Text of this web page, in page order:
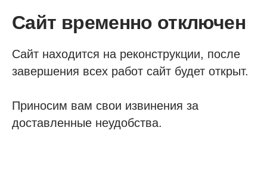
Сайт временно отключен
Сайт находится на реконструкции, после
завершения всех работ сайт будет открыт.
Приносим вам свои извинения за
доставленные неудобства.